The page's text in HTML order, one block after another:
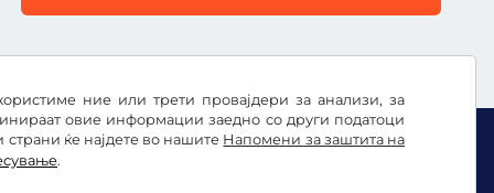
ние или трети провајдери за анализи, за
овие информации заедно со други податоци
ќе најдете во нашите Напомени за заштита на
.